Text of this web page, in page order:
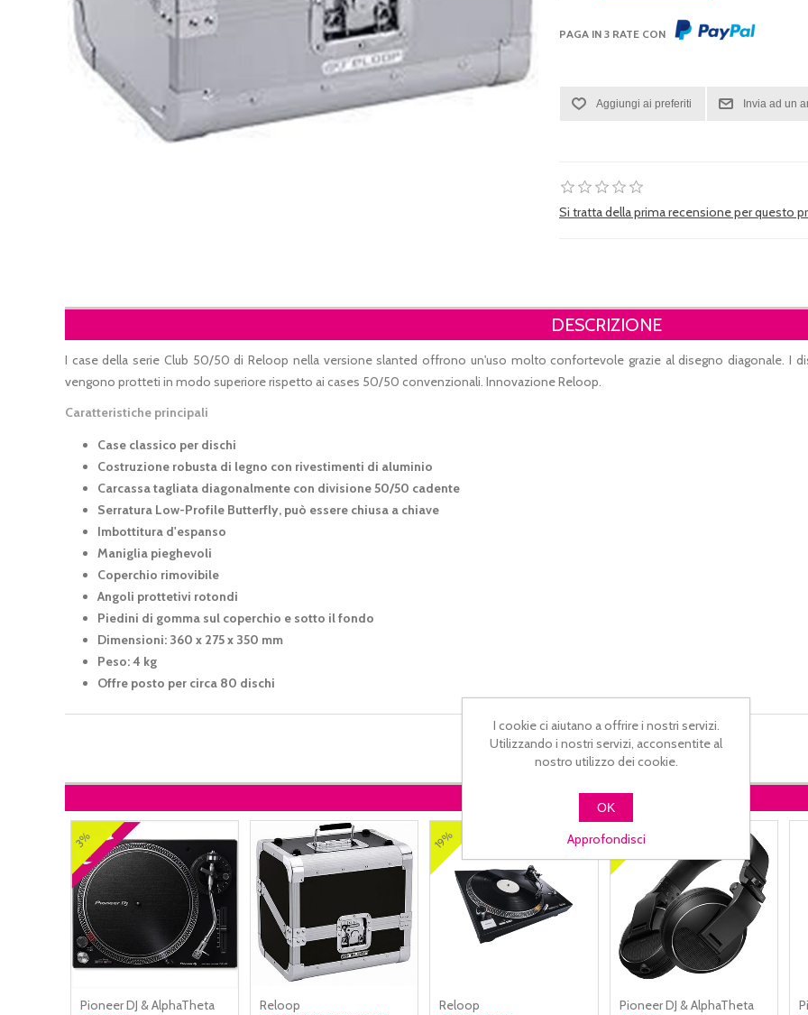
PAGA IN 3 RATE CON
Si tratta della prima recensione per questo
DESCRIZIONE
I case della serie Club 50/50 di Reloop nella versione slanted offrono un'uso molto confortevole grazie al disegno diagonale. I
vengono protteti in modo superiore rispetto ai cases 50/50 convenzionali. Innovazione Reloop.
Caratteristiche principali
Case classico per dischi
Costruzione robusta di legno con rivestimenti di aluminio
Carcassa tagliata diagonalmente con divisione 50/50 cadente
Serratura Low-Profile Butterfly, può essere chiusa a chiave
Imbottitura d'espanso
Maniglia pieghevoli
Coperchio rimovibile
Angoli prottetivi rotondi
Piedini di gomma sul coperchio e sotto il fondo
Dimensioni: 360 x 275 x 350 mm
Peso: 4 kg
Offre posto per circa 80 dischi
TI POTREBBE INTERESSARE
3%
Pioneer DJ & AlphaTheta Reloop
19%
Reloop
10%
Pioneer DJ & AlphaTheta
I cookie ci aiutano a offrire i nostri servizi.
Utilizzando i nostri servizi, acconsentite al
nostro utilizzo dei cookie.
OK
Approfondisci